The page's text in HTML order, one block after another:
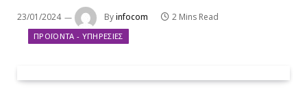
23/01/2024 Byinfocom 2 Mins Read
ΠΡΟΪΌΝΤΑ - ΥΠΗΡΕΣΊΕΣ